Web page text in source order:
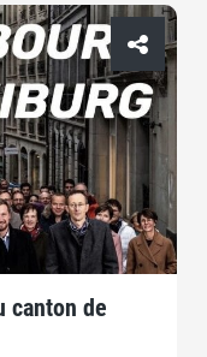
canton de